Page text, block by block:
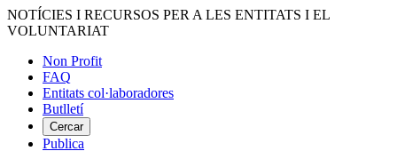
Vés
al
NOTÍCIES I RECURSOS PER A LES ENTITATS I EL
VOLUNTARIAT
Menú
del
compte
d'usuari
Non Profit
FAQ
Entitats col·laboradores
Butlletí
Cercar
Publica